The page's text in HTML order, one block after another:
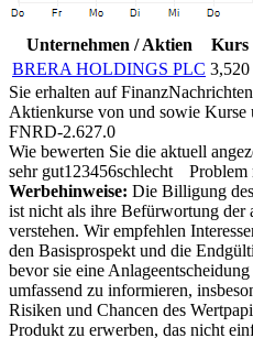
Unternehmen / Aktien Kurs
BRERA HOLDINGS PLC 3,520
Sie erhalten auf
Aktienkurse von und sowie Kurse
FNRD-2.627.0
Wie bewerten Sie die aktuell
sehr gut1 23456schlecht
Problem
Werbehinweise: Die Billigung
ist nicht als ihre Befürwortung der
verstehen. Wir empfehlen
den Basisprospekt und die
bevor sie eine
umfassend zu informieren,
Risiken und Chancen des
Produkt zu erwerben, das nicht